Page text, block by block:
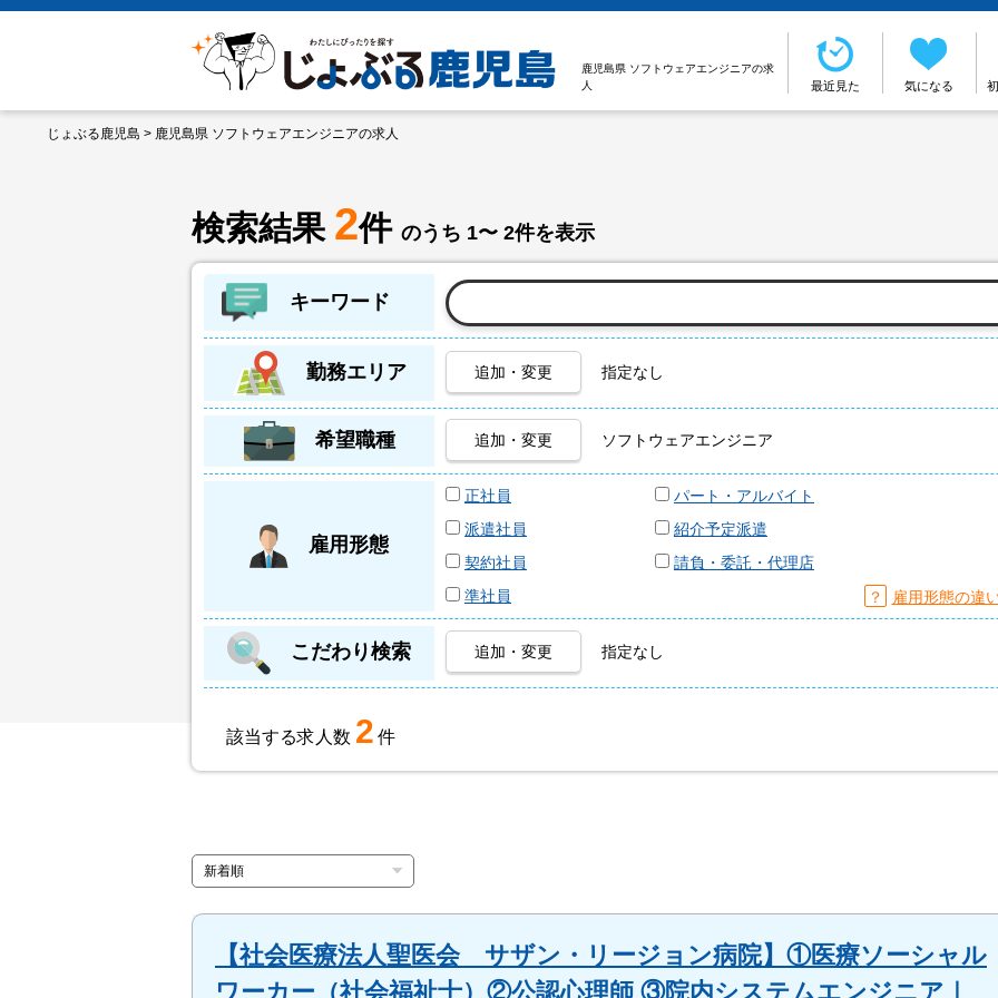
鹿児島県 ソフトウェアエンジニアの求
人
最近見た 気になる
じょぶる鹿児島 > 鹿児島県 ソフトウェアエンジニアの求人
検索結果 2件 のうち 1〜 2件を表示
キーワード
勤務エリア 追加・変更 指定なし
希望職種 追加・変更 ソフトウェアエンジニア
雇用形態
正社員
パート・アルバイト
派遣社員
紹介予定派遣
契約社員
請負・委託・代理店
準社員
？ 雇用形態の違
こだわり検索 追加・変更 指定なし
該当する求人数 2 件
【社会医療法人聖医会 サザン・リージョン病院】①医療ソーシャル
ワーカー（社会福祉士）②公認心理師 ③院内システムエンジニア｜